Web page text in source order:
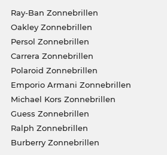
Ray-Ban Zonnebrillen
Oakley Zonnebrillen
Persol Zonnebrillen
Carrera Zonnebrillen
Polaroid Zonnebrillen
Emporio Armani Zonnebrillen
Michael Kors Zonnebrillen
Guess Zonnebrillen
Ralph Zonnebrillen
Burberry Zonnebrillen